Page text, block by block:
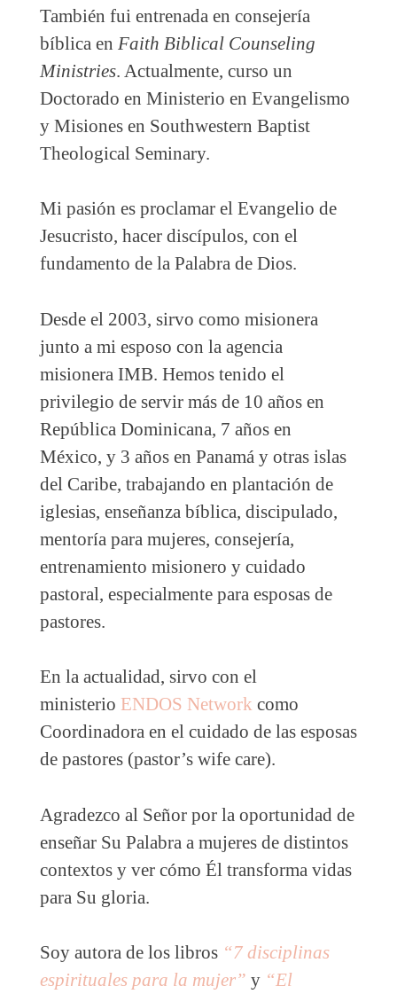
También fui entrenada en consejería
bíblica en Faith Biblical Counseling
Ministries. Actualmente, curso un
Doctorado en Ministerio en Evangelismo
y Misiones en Southwestern Baptist
Theological Seminary.
Mi pasión es proclamar el Evangelio de
Jesucristo, hacer discípulos, con el
fundamento de la Palabra de Dios.
Desde el 2003, sirvo como misionera
junto a mi esposo con la agencia
misionera IMB. Hemos tenido el
privilegio de servir más de 10 años en
República Dominicana, 7 años en
México, y 3 años en Panamá y otras islas
del Caribe, trabajando en plantación de
iglesias, enseñanza bíblica, discipulado,
mentoría para mujeres, consejería,
entrenamiento misionero y cuidado
pastoral, especialmente para esposas de
pastores.
En la actualidad, sirvo con el
ministerio ENDOS Networkcomo
Coordinadora en el cuidado de las esposas
de pastores (pastor’s wife care).
Agradezco al Señor por la oportunidad de
enseñar Su Palabra a mujeres de distintos
contextos y ver cómo Él transforma vidas
para Su gloria.
Soy autora de los libros “7 disciplinas
espirituales para la mujer” y “El